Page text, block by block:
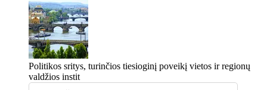
Politikos sritys, turinčios tiesioginį poveikį vietos ir regionų
valdžios instit